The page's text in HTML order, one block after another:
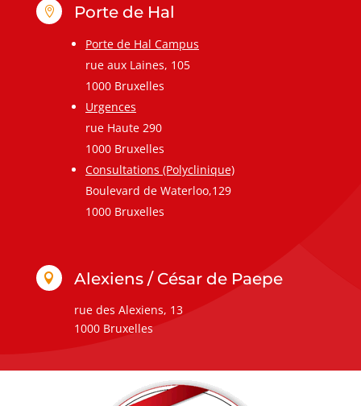
 Porte de Hal
Porte de Hal Campus
rue aux Laines, 105
1000 Bruxelles
Urgences
rue Haute 290
1000 Bruxelles
Consultations (Polyclinique)
Boulevard de Waterloo,129
1000 Bruxelles
 Alexiens / César de Paepe
rue des Alexiens, 13
1000 Bruxelles